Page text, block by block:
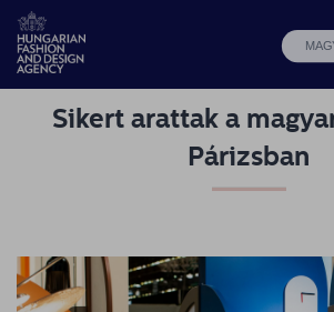
HFDA
programok
Sikert arattak a
Párizsban